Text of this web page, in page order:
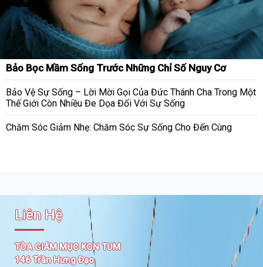
Bảo Bọc Mầm Sống Trước Những Chỉ Số Nguy Cơ
Bảo Vệ Sự Sống – Lời Mời Gọi Của Đức Thánh Cha Trong Một
Thế Giới Còn Nhiều Đe Dọa Đối Với Sự Sống
Chăm Sóc Giảm Nhẹ: Chăm Sóc Sự Sống Cho Đến Cùng
Liên Hệ
TÒA GIÁM MỤC KON TUM
146 Trần Hưng Đạo